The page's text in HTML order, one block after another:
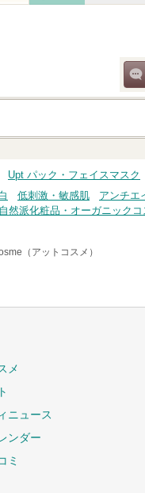
Upt パック・フェイスマスク
低刺激・敏感肌 アンチエ
自然派化粧品・オーガニックコ
（アットコスメ）
メ
ニュース
ンダー
ミ